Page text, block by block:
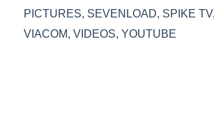
PICTURES SEVENLOAD SPIKE TV,
VIACOM VIDEOS YOUTUBE